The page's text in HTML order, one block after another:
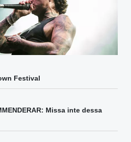
Festival
Missa inte dessa